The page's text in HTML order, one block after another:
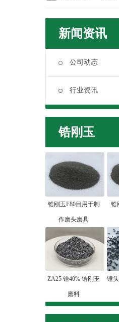
新闻资讯
公司动态
行业资讯
锆刚玉
锆刚玉F80目用于制
作磨头磨具
锆
ZA25 锆40% 锆刚玉
磨料
锤